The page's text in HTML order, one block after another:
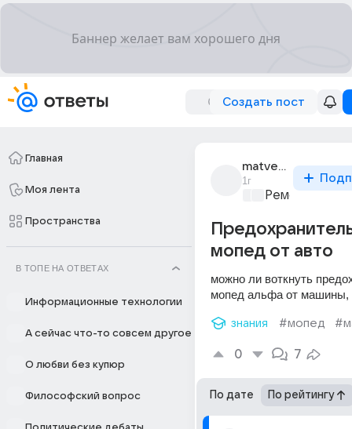
Создать пост
Главная
Моя лента
Пространства
В ТОПЕ НА ОТВЕТАХ
Информационные технологии
А сейчас что-то совсем другое
О любви без купюр
Философский вопрос
matvey_naumov_4
1г
Ремонт и
мопед от авто
можно ли воткнуть
мопед альфа от машины,
знания #мопед
0 7
По дате По рейтингу